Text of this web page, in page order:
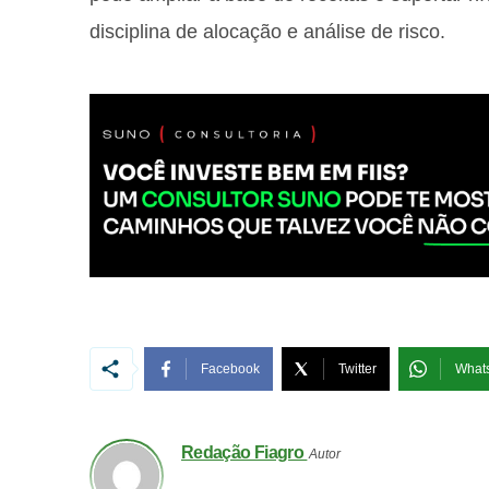
disciplina de alocação e análise de risco.
Facebook Twitter
Redação Fiagro Autor